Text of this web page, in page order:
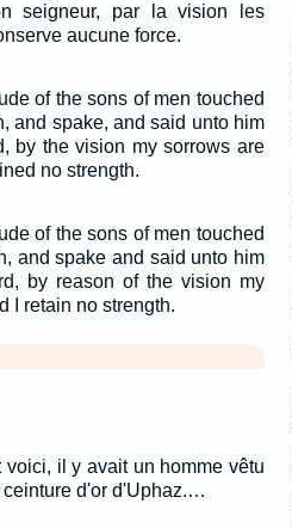
seigneur, par la vision les
aucune force.
of the sons of men touched
and spake, and said unto him
by the vision my sorrows are
no strength.
of the sons of men touched
and spake and said unto him
by reason of the vision my
I retain no strength.
il y avait un homme vêtu
ceinture d'or d'Uphaz.…